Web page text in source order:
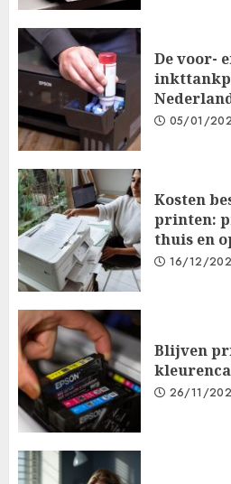
De voor-
05/01/
Kosten
printen:
thuis en
16/12/
Blijven
26/11/